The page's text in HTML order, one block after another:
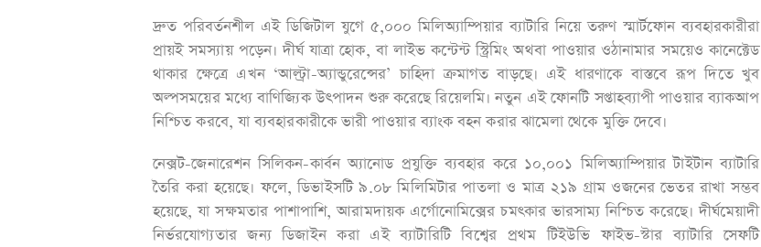
দ্রুত পরিবর্তনশীল এই ডিজিটাল যুগে ৫,০০০ মিলিঅ্যাম্পিয়ার ব্যাটারি নিয়ে তরুণ স্মার্টফোন ব্যবহারকারীরা
প্রায়ই সমস্যায় পড়েন। দীর্ঘ যাত্রা হোক, বা লাইভ কন্টেন্ট স্ট্রিমিং অথবা পাওয়ার ওঠানামার সময়েও কানেক্টেড
থাকার ক্ষেত্রে এখন ‘আল্ট্রা-অ্যান্ডুরেন্সের’ চাহিদা ক্রমাগত বাড়ছে। এই ধারণাকে বাস্তবে রূপ দিতে খুব
অল্পসময়ের মধ্যে বাণিজ্যিক উৎপাদন শুরু করেছে রিয়েলমি। নতুন এই ফোনটি সপ্তাহব্যাপী পাওয়ার ব্যাকআপ
নিশ্চিত করবে, যা ব্যবহারকারীকে ভারী পাওয়ার ব্যাংক বহন করার ঝামেলা থেকে মুক্তি দেবে।
নেক্সট-জেনারেশন সিলিকন-কার্বন অ্যানোড প্রযুক্তি ব্যবহার করে ১০,০০১ মিলিঅ্যাম্পিয়ার টাইটান ব্যাটারি
তৈরি করা হয়েছে। ফলে, ডিভাইসটি ৯.০৮ মিলিমিটার পাতলা ও মাত্র ২১৯ গ্রাম ওজনের ভেতর রাখা সম্ভব
হয়েছে, যা সক্ষমতার পাশাপাশি, আরামদায়ক এর্গোনোমিক্সের চমৎকার ভারসাম্য নিশ্চিত করেছে। দীর্ঘমেয়াদী
নির্ভরযোগ্যতার জন্য ডিজাইন করা এই ব্যাটারিটি বিশ্বের প্রথম টিইউভি ফাইভ-স্টার ব্যাটারি সেফটি